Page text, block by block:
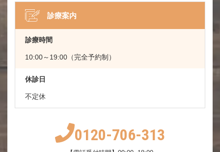
診療案内
診療時間
10:00～19:00（完全予約制）
休診日
不定休
0120-706-313